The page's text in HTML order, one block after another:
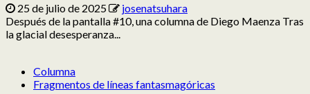
25 de julio de 2025
josenatsuhara
Después de la pantalla #10, una columna de Diego Maenza Tras
la glacial desesperanza...
Columna
Fragmentos de líneas fantasmagóricas